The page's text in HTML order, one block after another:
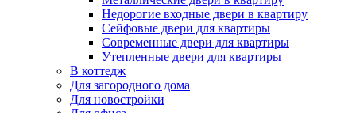
Недорогие входные двери в квартиру
Сейфовые двери для квартиры
Современные двери для квартиры
Утепленные двери для квартиры
В коттедж
Для загородного дома
Для новостройки